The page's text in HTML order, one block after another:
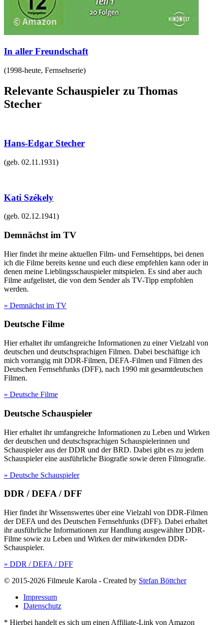
In aller Freundschaft
(1998-heute, Fernsehserie)
Relevante Schauspieler zu Thomas
Stecher
Hans-Edgar Stecher
(geb. 02.11.1931)
Kati Székely
(geb. 02.12.1941)
Demnächst im TV
Hier findet ihr meine aktuellen Film- und Fernsehtipps, bei denen
ich die Filme bereits kenne und euch diese empfehlen kann oder in
denen meine Lieblingsschauspieler mitspielen. Es sind aber auch
Filme aufgelistet, die von dem Sender als TV-Tipp empfohlen
werden.
» Demnächst im TV
Deutsche Filme
Hier erhaltet ihr umfangreiche Informationen zu einer Vielzahl von
deutschen und deutschsprachigen Filmen. Dabei beschäftige ich
mich vorrangig mit DDR-Filmen, DEFA-Filmen und Filmen des
Deutschen Fernsehfunks (DFF), nach 1990 mit gesamtdeutschen
Filmen.
» Deutsche Filme
Deutsche Schauspieler
Hier erhaltet ihr umfangreiche Informationen zu Leben und Wirken
der deutschen und deutschsprachigen Schauspielerinnen und
Schauspieler aus der DDR und der BRD. Dabei gibt es zu jedem
Schauspieler eine ausführliche Biografie sowie deren Filmografie.
» Deutsche Schauspieler
DDR / DEFA / DFF
Hier findet ihr Wissenswertes über eine Vielzahl von DDR-Filmen
der DEFA und des Deutschen Fernsehfunks (DFF). Dabei erhaltet
ihr ausführliche Informationen zur Handlung ausgewählter DDR-
Filme sowie zu Leben und Wirken der mitwirkenden DDR-
Schauspieler.
» DDR / DEFA / DFF
© 2015-2026 Filmeule Karola - Created by Stefan Böttcher
Impressum
Datenschutz
* Hierbei handelt es sich um einen Affiliate-Link von Amazon